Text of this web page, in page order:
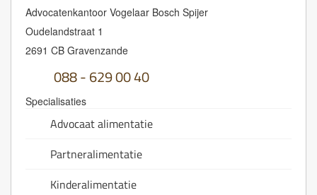
Advocatenkantoor Vogelaar Bosch Spijer
Oudelandstraat 1
2691 CB Gravenzande
088 - 629 00 40
Specialisaties
Advocaat alimentatie
Partneralimentatie
Kinderalimentatie